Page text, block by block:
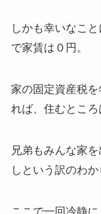
しかも幸いなこ
で家賃は０円。
家の固定資産税
れば、住むところ
兄弟もみんな家
しという訳のわ
ここで一回冷静